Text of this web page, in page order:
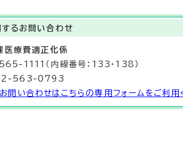
る お問い合わせ
医療費適正化係
1111（内線番号：133・138）
563-0793
問い合わせはこちらの専用フォームをご利用